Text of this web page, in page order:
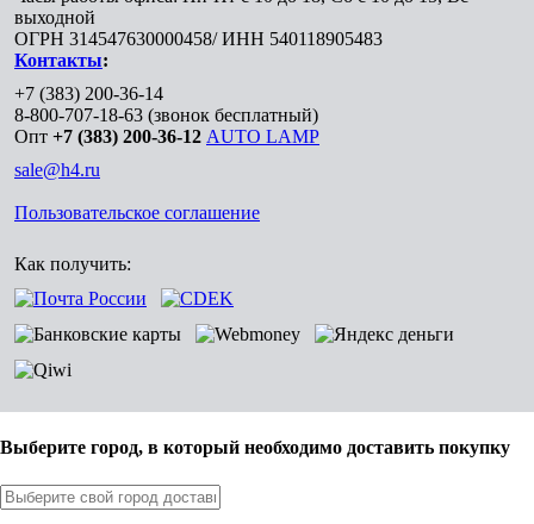
выходной
ОГРН 314547630000458/ ИНН 540118905483
Контакты:
+7 (383) 200-36-14
8-800-707-18-63 (звонок бесплатный)
Опт +7 (383) 200-36-12 AUTO LAMP
sale@h4.ru
Пользовательское соглашение
Как получить:
Выберите город, в который необходимо доставить покупку